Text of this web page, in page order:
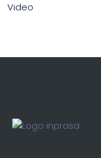
Video